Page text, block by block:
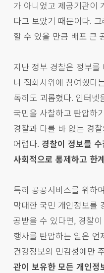
가 아니었고 제공기관이
다고 보았기 때문이다.
할 수 있을 만큼 배포 큰
지난 정부 경찰은 정부
나 집회시위에 참여했다
독히도 괴롭혔다. 인터넷
국민을 사찰하고 탄압하
경찰과 다를 바 없는 경
어렵다. 경찰이 정보를
사회적으로 통제하고 한
특히 공공서비스를 위하
막대한 국민 개인정보를
공받을 수 있다면, 경찰
행사를 탄압하는 일은
건강정보의 민감성에만
관이 보유한 모든 개인정